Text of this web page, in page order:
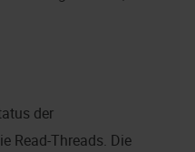
der
Read-Threads. Die